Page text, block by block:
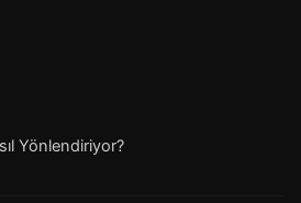
Yönlendiriyor?